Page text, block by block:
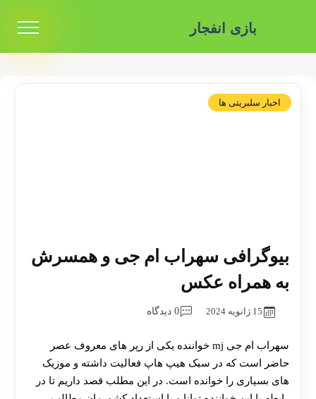
بازی انفجار
اخبار سلبریتی ها
بیوگرافی سهراب ام جی و همسرش
به همراه عکس
15 ژانویه 2024 0 دیدگاه
سهراب ام جی mj خواننده یکی از رپر های معروف عصر
حاضر است که در سبک هیپ هاپ فعالیت داشته و موزیک
های بسیاری را خوانده است. در این مطلب قصد داریم تا در